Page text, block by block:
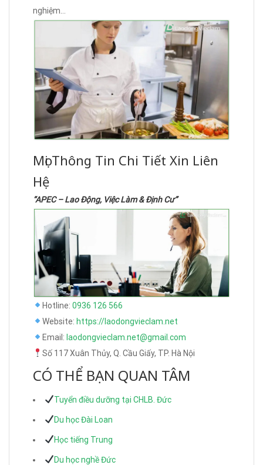
nghiệm…
Mọi Thông Tin Chi Tiết Xin Liên
Hệ
“APEC – Lao Động, Việc Làm & Định Cư”
Hotline: 0936 126 566
Website: https://laodongvieclam.net
Email: laodongvieclam.net@gmail.com
Số 117 Xuân Thủy, Q. Cầu Giấy, TP. Hà Nội
CÓ THỂ BẠN QUAN TÂM
Tuyển điều dưỡng tại CHLB. Đức
Du học Đài Loan
Học tiếng Trung
Du học nghề Đức